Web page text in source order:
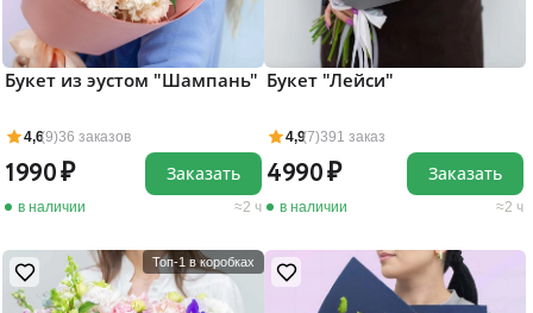
4,6(9)36 заказов
Букет из эустом "Шампань"
1990
в наличии 2 ч
Заказать
4,9(7)391 заказ
Букет "Лейси"
4990
в наличии 2 ч
Заказать
Топ-1 в коробках